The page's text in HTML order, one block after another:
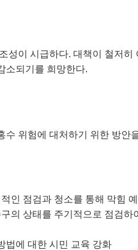
성이 시급하다. 대책이 철저히
소되기를 희망한다.
수 위험에 대처하기 위한 방안
인 점검과 청소를 통해 막힘
의 상태를 주기적으로 점검하
법에 대한 시민 교육 강화